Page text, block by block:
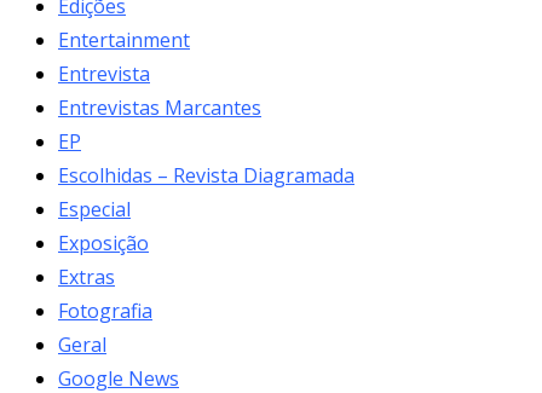
Edições
Entertainment
Entrevista
Entrevistas Marcantes
EP
Escolhidas – Revista Diagramada
Especial
Exposição
Extras
Fotografia
Geral
Google News